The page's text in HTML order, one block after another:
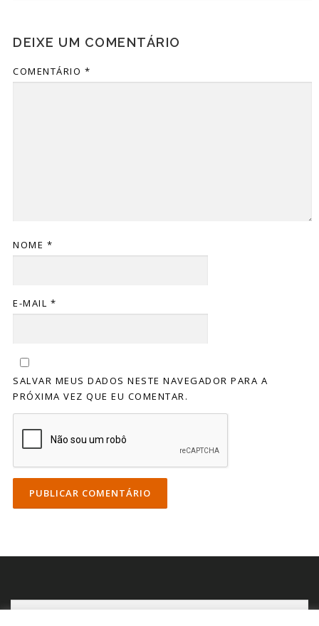
DEIXE UM COMENTÁRIO
COMENTÁRIO *
NOME *
E-MAIL *
SALVAR MEUS DADOS NESTE NAVEGADOR PARA A
PRÓXIMA VEZ QUE EU COMENTAR.
P